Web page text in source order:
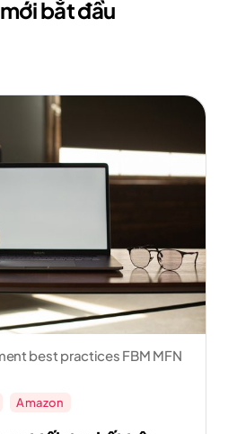
bắt đầu
best practices FBM MFN
Amazon